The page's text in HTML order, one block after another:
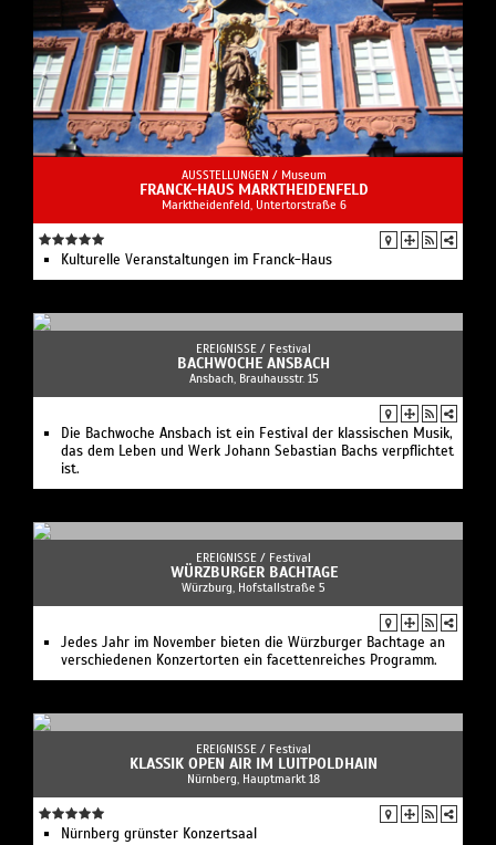
AUSSTELLUNGEN / Museum
FRANCK-HAUS MARKTHEIDENFELD
Marktheidenfeld, Untertorstraße 6
Kulturelle Veranstaltungen im Franck-Haus
EREIGNISSE / Festival
BACHWOCHE ANSBACH
Ansbach, Brauhausstr. 15
Die Bachwoche Ansbach ist ein Festival der klassischen Musik,
das dem Leben und Werk Johann Sebastian Bachs verpflichtet
ist.
EREIGNISSE / Festival
WÜRZBURGER BACHTAGE
Würzburg, Hofstallstraße 5
Jedes Jahr im November bieten die Würzburger Bachtage an
verschiedenen Konzertorten ein facettenreiches Programm.
EREIGNISSE / Festival
KLASSIK OPEN AIR IM LUITPOLDHAIN
Nürnberg, Hauptmarkt 18
Nürnberg grünster Konzertsaal